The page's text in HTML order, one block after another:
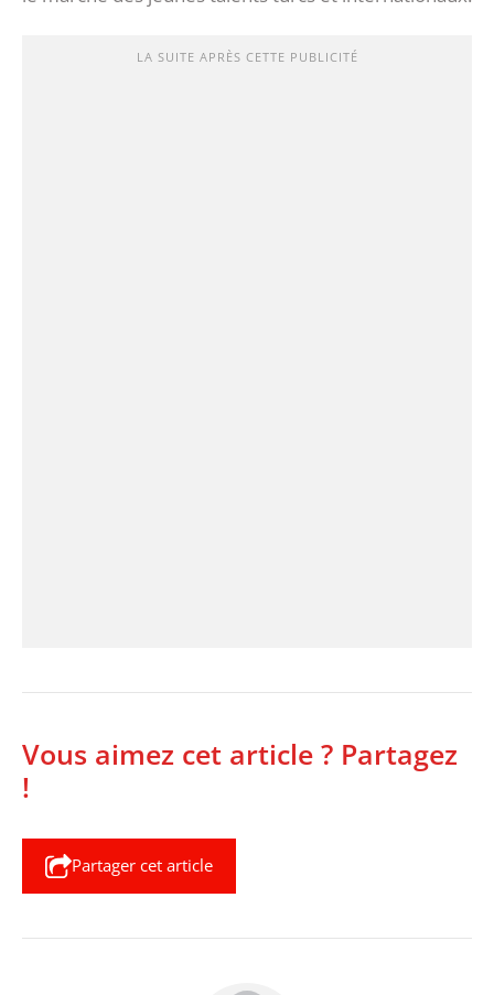
LA SUITE APRÈS CETTE PUBLICITÉ
Vous aimez cet article ? Partagez
!
Partager cet article